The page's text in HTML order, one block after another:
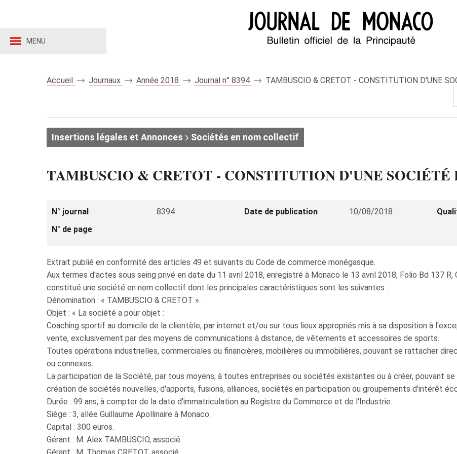
MENU
Accueil Journaux Année 2018 Journal n° 8394 TAMBUSCIO & CRETOT - CONSTITUTION D'UNE
Insertions légales et Annonces Sociétés en nom collectif
TAMBUSCIO & CRETOT - CONSTITUTION D'UNE
N° journal 8394 Date de publication 10/08/2018
N° de page
Extrait publié en conformité des articles 49 et suivants du Code de commerce monégasque.
Aux termes d'actes sous seing privé en date du 11 avril 2018, enregistré à Monaco le 13 avril 2018, Folio Bd 137 R,
constitué une société en nom collectif dont les principales caractéristiques sont les suivantes :
Dénomination : « TAMBUSCIO & CRETOT ».
Objet : « La société a pour objet :
Coaching sportif au domicile de la clientèle, par internet et/ou sur tous lieux appropriés mis à sa disposition à
vente, exclusivement par des moyens de communications à distance, de vêtements et accessoires de sports.
Toutes opérations industrielles, commerciales ou financières, mobilières ou immobilières, pouvant se rattacher
ou connexes.
La participation de la Société, par tous moyens, à toutes entreprises ou sociétés existantes ou à créer, pouvant
création de sociétés nouvelles, d'apports, fusions, alliances, sociétés en participation ou groupements d'intérêt
Durée : 99 ans, à compter de la date d'immatriculation au Registre du Commerce et de l'Industrie.
Siège : 3, allée Guillaume Apollinaire à Monaco.
Capital : 300 euros.
Gérant : M. Alex TAMBUSCIO, associé.